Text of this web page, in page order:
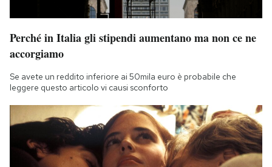
Perché in Italia gli stipendi aumentano ma non ce ne
accorgiamo
Se avete un reddito inferiore ai 50mila euro è probabile che
leggere questo articolo vi causi sconforto